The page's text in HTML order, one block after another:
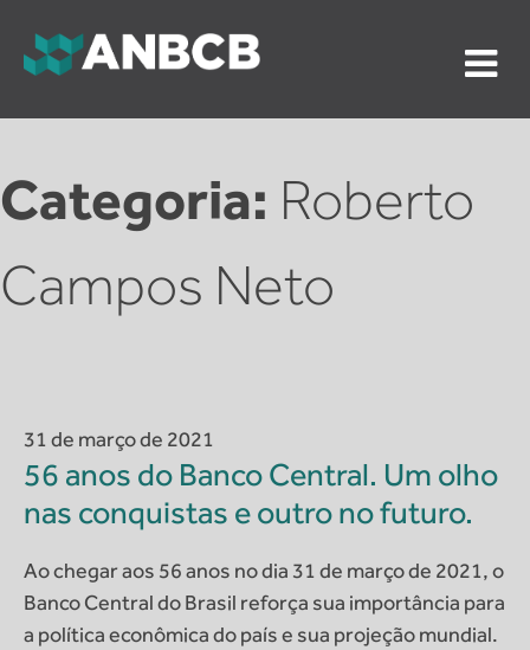
content
Categoria: Roberto
Campos Neto
31 de março de 2021
56 anos do Banco Central. Um olho
nas conquistas e outro no futuro.
Ao chegar aos 56 anos no dia 31 de março de 2021, o
Banco Central do Brasil reforça sua importância para
a política econômica do país e sua projeção mundial.